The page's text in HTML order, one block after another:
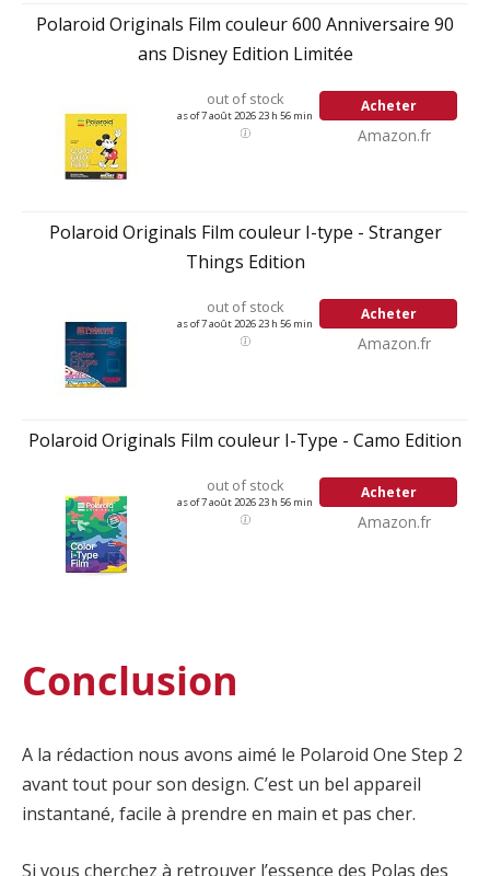
Polaroid Originals Film couleur 600 Anniversaire 90
ans Disney Edition Limitée
out of stock
as of 7 août 2026 23 h 56 min
Acheter
Amazon.fr
Polaroid Originals Film couleur I-type - Stranger
Things Edition
out of stock
as of 7 août 2026 23 h 56 min
Acheter
Amazon.fr
Polaroid Originals Film couleur I-Type - Camo Edition
out of stock
as of 7 août 2026 23 h 56 min
Acheter
Amazon.fr
Conclusion
A la rédaction nous avons aimé le Polaroid One Step 2
avant tout pour son design. C’est un bel appareil
instantané, facile à prendre en main et pas cher.
Si vous cherchez à retrouver l’essence des Polas des